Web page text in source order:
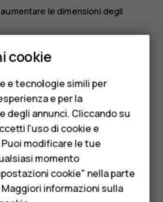
anziani
M
le dimensioni degli
trascinare il dispositivo di
cookie
e tecnologie simili per
e per la
degli annunci. Cliccando su
l'uso di cookie e
modificare le tue
momento
cookie" nella parte
informazioni sulla